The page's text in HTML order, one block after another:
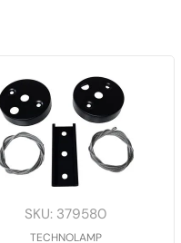
SKU: 379580
TECHNOLAMP